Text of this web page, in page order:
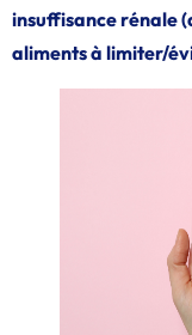
insuffisance rénale
aliments à limiter/